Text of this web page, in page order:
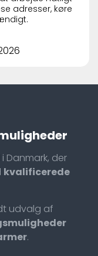
adresser, køre
i Danmark, der
kvalificerede
udvalg af
.